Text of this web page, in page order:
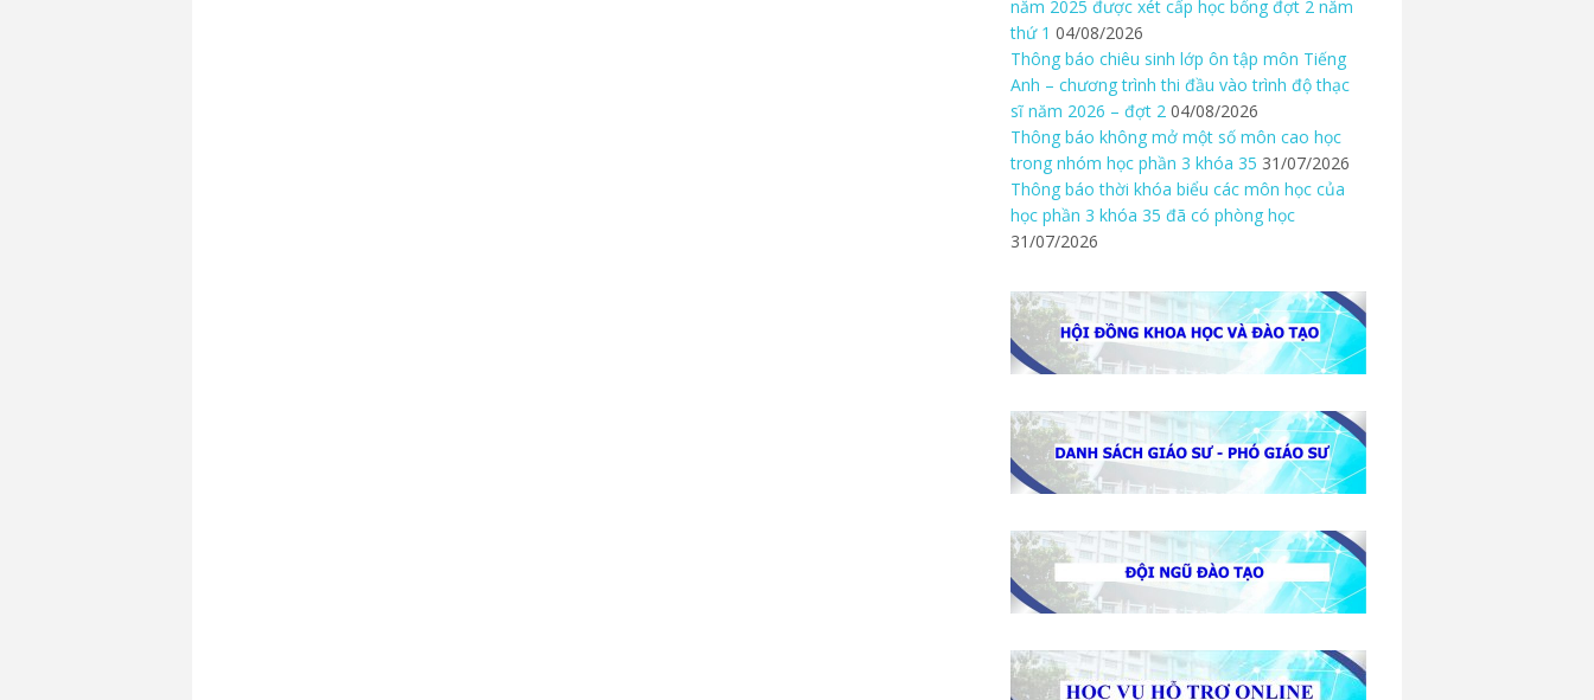
năm 2025 được xét cấp học bổng đợt 2 năm
thứ 1 04/08/2026
Thông báo chiêu sinh lớp ôn tập môn Tiếng
Anh – chương trình thi đầu vào trình độ thạc
sĩ năm 2026 – đợt 2 04/08/2026
Thông báo không mở một số môn cao học
trong nhóm học phần 3 khóa 35 31/07/2026
Thông báo thời khóa biểu các môn học của
học phần 3 khóa 35 đã có phòng học
31/07/2026